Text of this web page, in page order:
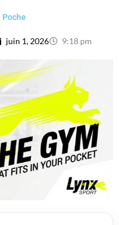
juin 1, 2026 9:18 pm